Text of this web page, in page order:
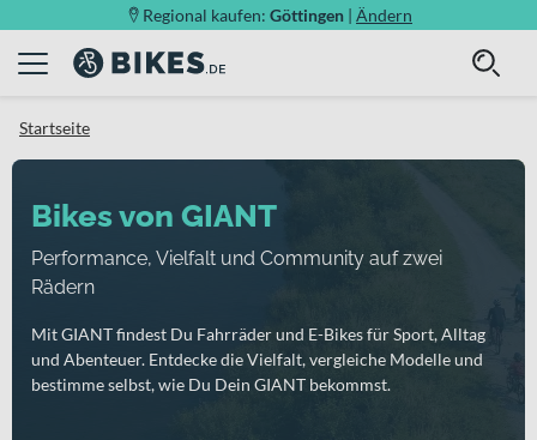
Regional kaufen: Göttingen | Ändern
Startseite
Bikes von GIANT
Performance, Vielfalt und Community auf zwei
Rädern
Mit GIANT findest Du Fahrräder und E-Bikes für Sport, Alltag
und Abenteuer. Entdecke die Vielfalt, vergleiche Modelle und
bestimme selbst, wie Du Dein GIANT bekommst.